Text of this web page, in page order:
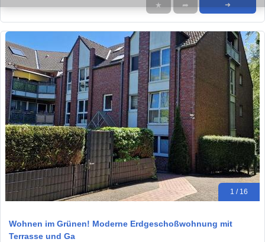
★ ➦ ➜
1 / 16
Wohnen im Grünen! Moderne Erdgeschoßwohnung mit
Terrasse und Ga